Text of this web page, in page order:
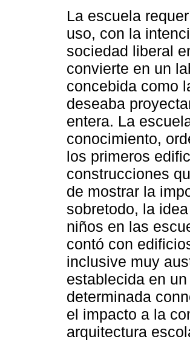
La escuela
uso, con la
sociedad liberal
convierte en un
concebida como
deseaba
entera. La
conocimiento,
los primeros
construcciones
de mostrar la
sobretodo, la
niños en las
contó con
inclusive muy
establecida en
determinada
el impacto a la
arquitectura